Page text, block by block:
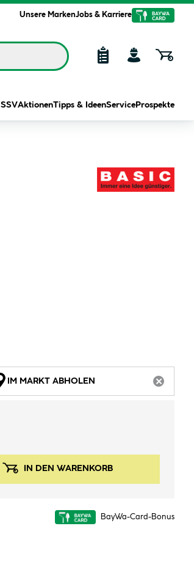
Unsere MarkenJobs & Karriere
SSVAktionenTipps & IdeenService Prospekte
VERFÜGBAR
IM MARKT ABHOLEN
IN DEN WARENKORB
BayWa-Card-Bonus